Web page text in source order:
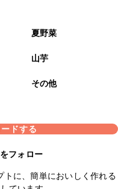
夏野菜
山芋
その他
ドする
フォロー
トに、簡単においしく作れる